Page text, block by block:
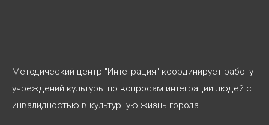
Методический центр "Интеграция" координирует работу
учреждений культуры по вопросам интеграции людей с
инвалидностью в культурную жизнь города.